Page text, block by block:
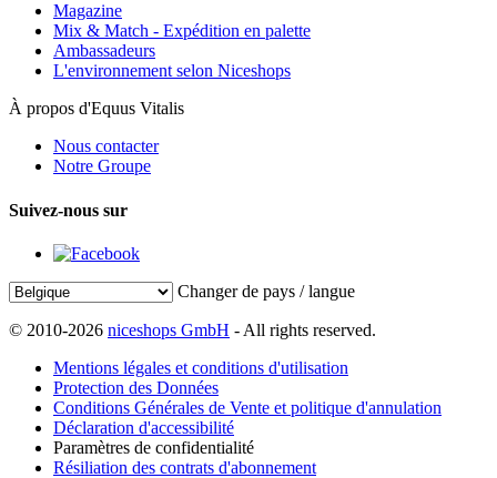
Magazine
Mix & Match - Expédition en palette
Ambassadeurs
L'environnement selon Niceshops
À propos d'Equus Vitalis
Nous contacter
Notre Groupe
Suivez-nous sur
Changer de pays / langue
© 2010-2026 niceshops GmbH - All rights reserved.
Mentions légales et conditions d'utilisation
Protection des Données
Conditions Générales de Vente et politique d'annulation
Déclaration d'accessibilité
Paramètres de confidentialité
Résiliation des contrats d'abonnement